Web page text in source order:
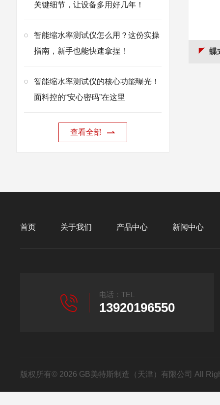
关键细节，让设备多用好几年！
智能缩水率测试仪怎么用？这份实操
指南，新手也能快速拿捏！
智能缩水率测试仪的核心功能曝光！
面料控的“安心密码”在这里
查看全部
蝶
首页 关于我们 产品中心 新闻中心
电话：TEL
13920196550
版权所有© 2026 GB美特斯制造（天津）有限公司 All